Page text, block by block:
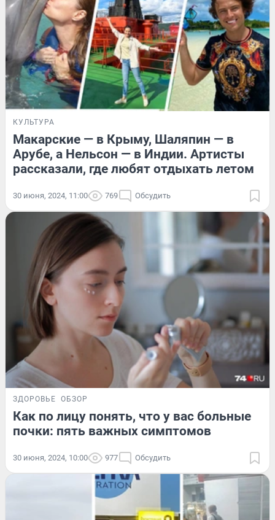
КУЛЬТУРА
Макарские — в Крыму, Шаляпин — в
Арубе, а Нельсон — в Индии. Артисты
рассказали, где любят отдыхать летом
30 июня, 2024, 11:00 769 Обсудить
ЗДОРОВЬЕ ОБЗОР
Как по лицу понять, что у вас больные
почки: пять важных симптомов
30 июня, 2024, 10:00 977 Обсудить